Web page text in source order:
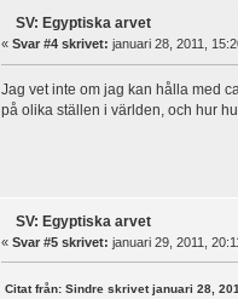
SV: Egyptiska arvet
« Svar #4 skrivet: januari 28, 2011,
Jag vet inte om jag kan hålla med
på olika ställen i världen, och hur
SV: Egyptiska arvet
« Svar #5 skrivet: januari 29, 2011,
Citat från: Sindre skrivet januari 28,